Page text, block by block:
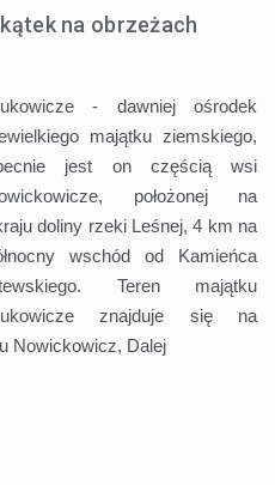
na obrzeżach
- dawniej ośrodek
majątku ziemskiego,
jest on częścią wsi
położonej na
doliny rzeki Leśnej, 4 km na
wschód od Kamieńca
Teren majątku
znajduje się na
Nowickowicz, Dalej